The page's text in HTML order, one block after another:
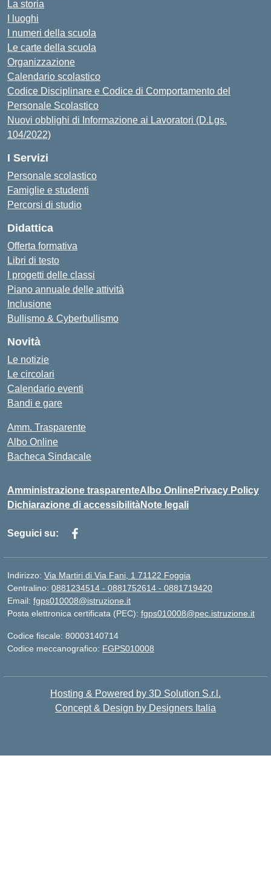
La storia
I luoghi
I numeri della scuola
Le carte della scuola
Organizzazione
Calendario scolastico
Codice Disciplinare e Codice di Comportamento del
Personale Scolastico
Nuovi obblighi di Informazione ai Lavoratori (D.Lgs.
104/2022)
I Servizi
Personale scolastico
Famiglie e studenti
Percorsi di studio
Didattica
Offerta formativa
Libri di testo
I progetti delle classi
Piano annuale delle attività
Inclusione
Bullismo & Cyberbullismo
Novità
Le notizie
Le circolari
Calendario eventi
Bandi e gare
Amm. Trasparente
Albo Online
Bacheca Sindacale
Amministrazione trasparenteAlbo OnlinePrivacy Policy
Dichiarazione di accessibilitàNote legali
Seguici su:
Indirizzo: Via Martiri di Via Fani, 1 71122 Foggia
Centralino: 0881234514 - 0881752614 - 0881719420
Email: fgps010008@istruzione.it
Posta elettronica certificata (PEC): fgps010008@pec.istruzione.it
Codice fiscale: 80003140714
Codice meccanografico: FGPS010008
Hosting & Powered by 3D Solution S.r.l.
Concept & Design by Designers Italia